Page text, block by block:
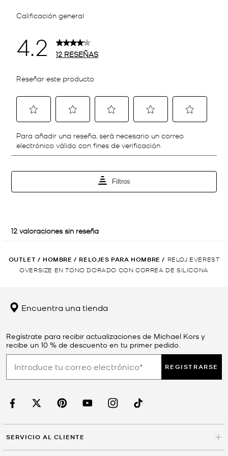
OUTLET / HOMBRE / RELOJES PARA HOMBRE / RELOJ EVEREST
OVERSIZE EN TONO DORADO CON CORREA DE SILICONA
Encuentra una tienda
Regístrate para recibir actualizaciones de Michael Kors y
recibe un 10 % de descuento en tu primer pedido.
REGISTRARSE
SERVICIO AL CLIENTE